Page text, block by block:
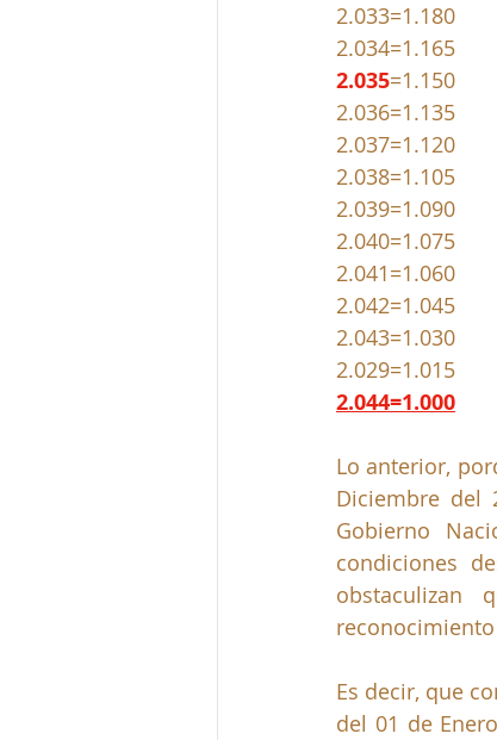
2.035
2.036=1.135
2.037=1.120
2.038=1.105
2.039=1.090
2.040=1.075
2.041=1.060
2.042=1.045
2.043=1.030
2.029=1.015
2.044=1.000
Lo anterior,
Diciembre del
Gobierno
condiciones
obstaculizan
Es decir, que
del 01 de